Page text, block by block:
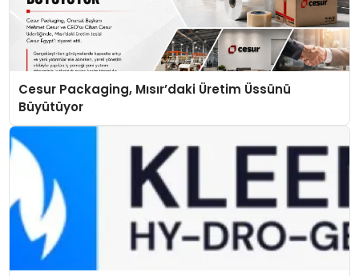
Cesur Packaging, Mısır’daki Üretim Üssünü
Büyütüyor